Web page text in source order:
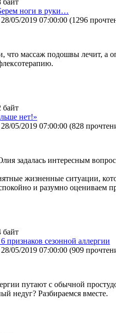
байт
ноги в руки…
05/2019 07:00:00 (1296
что массаж подошвы лечит, а
байт
нет!»
05/2019 07:00:00 (828
задалась интересным
жизненные ситуации,
и разумно оцениваем
байт
признаков сезонной аллергии
05/2019 07:00:00 (909
путают с обычной
недуг? Разбираемся вместе.